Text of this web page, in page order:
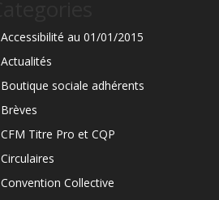
Accessibilité au 01/01/2015
Actualités
Boutique sociale adhérents
Brèves
CFM Titre Pro et CQP
Circulaires
Convention Collective